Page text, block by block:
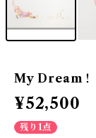
My Dream！
¥52,500
残り1点